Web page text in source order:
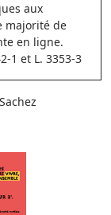
aux
majorité de
en ligne.
1 et L. 3353-3